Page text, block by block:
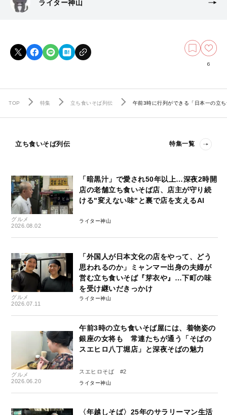
ライター神山
6
TOP 特集 立ち食いそば列伝 午前3時に行列ができる「日本一の立
立ち食いそば列伝 特集一覧
グルメ
2026.08.02
「暗黒汁」で愛され50年以上…深夜2時開
店の老舗立ち食いそば店、店主が守り続
ける"変えない味"と裏で店を支えるAI
ライター神山
グルメ
2026.07.11
「外国人が日本文化の店をやって、どう
思われるのか」ミャンマー出身の夫婦が
営む立ち食いそば『芽衣や』…下町の味
を受け継いだきっかけ
ライター神山
グルメ
2026.06.20
午前3時の立ち食いそば屋には、着物姿の
銀座の女将も 常連たちが通う「そばの
スエヒロ八丁堀店」と深夜そばの魅力
スエヒロそば #2
ライター神山
〈年越しそば〉25年のサラリーマン生活